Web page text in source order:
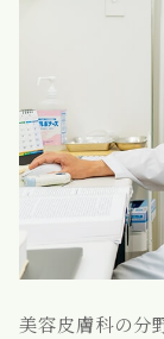
美容皮膚科の分